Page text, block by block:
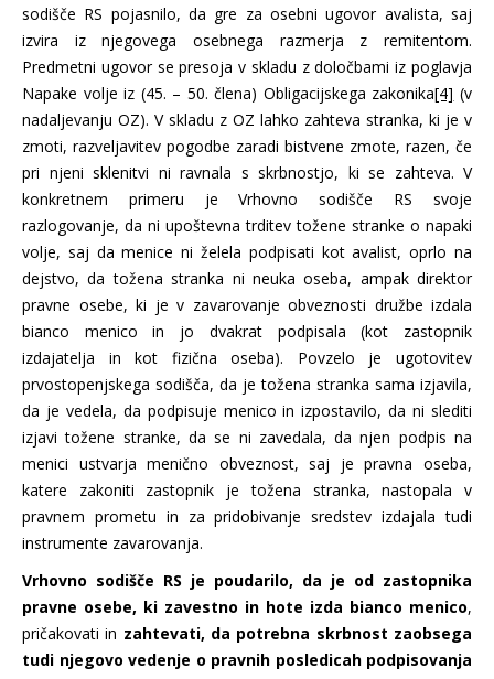
sodišče RS pojasnilo, da gre za osebni ugovor avalista, saj
izvira iz njegovega osebnega razmerja z remitentom.
Predmetni ugovor se presoja v skladu z določbami iz poglavja
Napake volje iz (45. – 50. člena) Obligacijskega zakonika[4] (v
nadaljevanju OZ). V skladu z OZ lahko zahteva stranka, ki je v
zmoti, razveljavitev pogodbe zaradi bistvene zmote, razen, če
pri njeni sklenitvi ni ravnala s skrbnostjo, ki se zahteva. V
konkretnem primeru je Vrhovno sodišče RS svoje
razlogovanje, da ni upoštevna trditev tožene stranke o napaki
volje, saj da menice ni želela podpisati kot avalist, oprlo na
dejstvo, da tožena stranka ni neuka oseba, ampak direktor
pravne osebe, ki je v zavarovanje obveznosti družbe izdala
bianco menico in jo dvakrat podpisala (kot zastopnik
izdajatelja in kot fizična oseba). Povzelo je ugotovitev
prvostopenjskega sodišča, da je tožena stranka sama izjavila,
da je vedela, da podpisuje menico in izpostavilo, da ni slediti
izjavi tožene stranke, da se ni zavedala, da njen podpis na
menici ustvarja menično obveznost, saj je pravna oseba,
katere zakoniti zastopnik je tožena stranka, nastopala v
pravnem prometu in za pridobivanje sredstev izdajala tudi
instrumente zavarovanja.
Vrhovno sodišče RS je poudarilo, da je od zastopnika
pravne osebe, ki zavestno in hote izda bianco menico,
pričakovati in zahtevati, da potrebna skrbnost zaobsega
tudi njegovo vedenje o pravnih posledicah podpisovanja